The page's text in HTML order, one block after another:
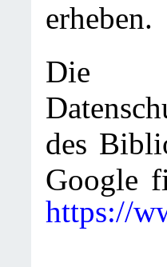
erheben.
Die
des
Google
https://